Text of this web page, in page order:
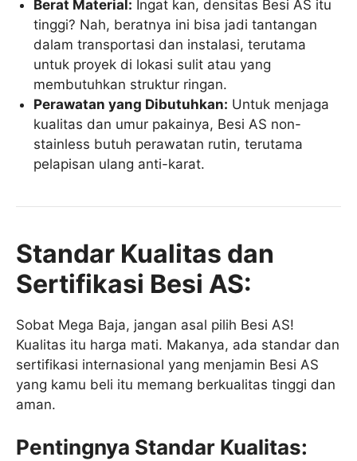
Berat Material: Ingat kan, densitas Besi AS itu
tinggi? Nah, beratnya ini bisa jadi tantangan
dalam transportasi dan instalasi, terutama
untuk proyek di lokasi sulit atau yang
membutuhkan struktur ringan.
Perawatan yang Dibutuhkan: Untuk menjaga
kualitas dan umur pakainya, Besi AS non-
stainless butuh perawatan rutin, terutama
pelapisan ulang anti-karat.
Standar Kualitas dan
Sertifikasi Besi AS:
Sobat Mega Baja, jangan asal pilih Besi AS!
Kualitas itu harga mati. Makanya, ada standar dan
sertifikasi internasional yang menjamin Besi AS
yang kamu beli itu memang berkualitas tinggi dan
aman.
Pentingnya Standar Kualitas: